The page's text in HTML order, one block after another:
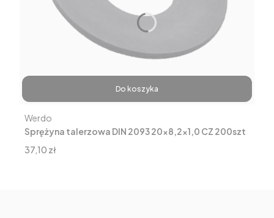
Do koszyka
Sprężyna talerzowa DIN 2093 20x8,2x1,0 CZ 200szt
Producent
Werdo
Cena
37,10 zł